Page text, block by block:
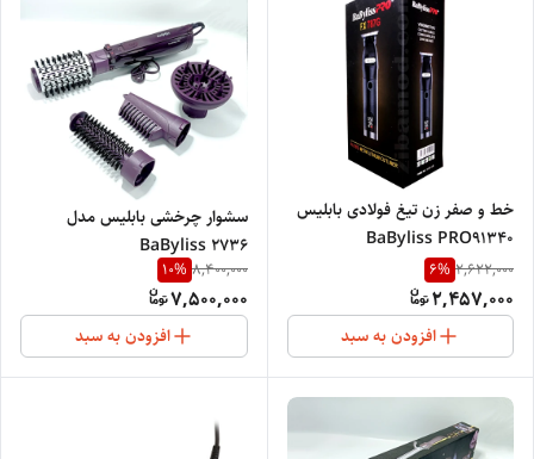
خط و صفر زن تیغ فولادی بابلیس
BaByliss PRO91340
2,622,000
6%
2,457,000
افزودن به سبد
سشوار چرخشی بابلیس مدل
BaByliss 2736
8,400,000
10%
7,500,000
افزودن به سبد